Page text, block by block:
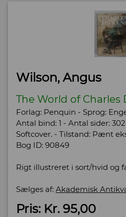
Wilson, Angus
The World of Charles
Forlag: Penquin - Sprog:
Antal bind: 1 - Antal sider:
Softcover. - Tilstand: Pænt
Bog ID: 90849
Rigt illustreret i sort/hvid og
Sælges af: Akademisk
Pris: Kr. 95,00